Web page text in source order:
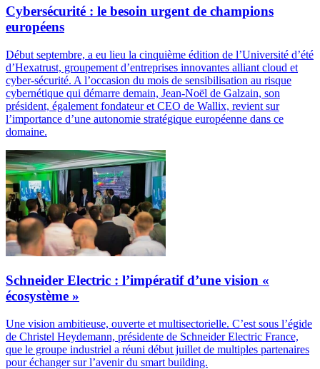
Cybersécurité : le besoin urgent de champions
européens
Début septembre, a eu lieu la cinquième édition de l’Université d’été
d’Hexatrust, groupement d’entreprises innovantes alliant cloud et
cyber-sécurité. A l’occasion du mois de sensibilisation au risque
cybernétique qui démarre demain, Jean-Noël de Galzain, son
président, également fondateur et CEO de Wallix, revient sur
l’importance d’une autonomie stratégique européenne dans ce
domaine.
Schneider Electric : l’impératif d’une vision «
écosystème »
Une vision ambitieuse, ouverte et multisectorielle. C’est sous l’égide
de Christel Heydemann, présidente de Schneider Electric France,
que le groupe industriel a réuni début juillet de multiples partenaires
pour échanger sur l’avenir du smart building.